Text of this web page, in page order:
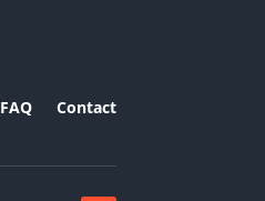
FAQ Contact